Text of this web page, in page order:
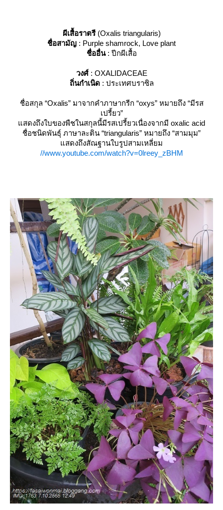
ผีเสื้อราตรี(Oxalis triangularis)
ชื่อสามัญ : Purple shamrock, Love plant
ชื่ออื่น: ปีกผีเสื้อ
วงศ์: OXALIDACEAE
ถิ่นกำเนิด: ประเทศบราซิล
ชื่อสกุล “Oxalis” มาจากคำภาษากรีก “oxys” หมายถึง “มีรส
เปรี้ยว”
สดงถึงใบของพืชในสกุลนี้มีรสเปรี้ยวเนื่องจากมี oxalic acid
ชื่อชนิดพันธุ์ ภาษาละติน “triangularis” หมายถึง “สามมุม”
สดงถึงสัณฐานใบรูปสามเหลี่ยม
//www.youtube.com/watch?v=0lreey_zBHM